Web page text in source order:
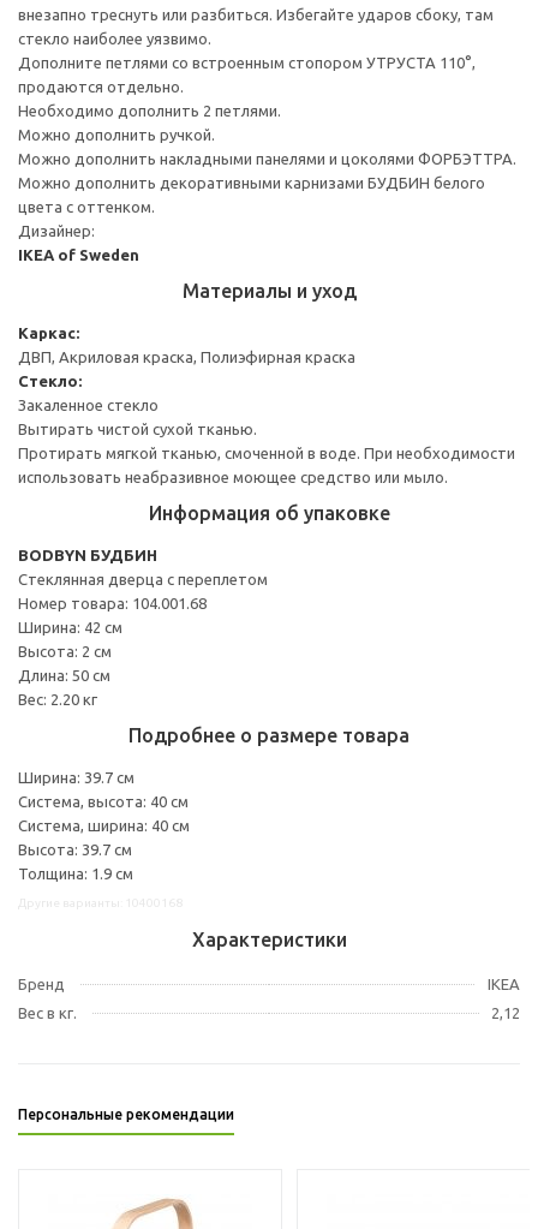
внезапно треснуть или разбиться. Избегайте ударов сбоку, там
стекло наиболее уязвимо.
Дополните петлями со встроенным стопором УТРУСТА 110°,
продаются отдельно.
Необходимо дополнить 2 петлями.
Можно дополнить ручкой.
Можно дополнить накладными панелями и цоколями ФОРБЭТТРА.
Можно дополнить декоративными карнизами БУДБИН белого
цвета с оттенком.
Дизайнер:
IKEA of Sweden
Материалы и уход
Каркас:
ДВП, Акриловая краска, Полиэфирная краска
Стекло:
Закаленное стекло
Вытирать чистой сухой тканью.
Протирать мягкой тканью, смоченной в воде. При необходимости
использовать неабразивное моющее средство или мыло.
Информация об упаковке
BODBYN БУДБИН
Стеклянная дверца с переплетом
Номер товара: 104.001.68
Ширина: 42 см
Высота: 2 см
Длина: 50 см
Вес: 2.20 кг
Подробнее о размере товара
Ширина: 39.7 см
Система, высота: 40 см
Система, ширина: 40 см
Высота: 39.7 см
Толщина: 1.9 см
Характеристики
Бренд
IKEA
Вес в кг.
2,12
Персональные рекомендации